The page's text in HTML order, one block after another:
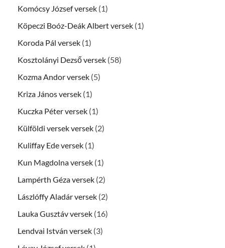
Komócsy József versek (1)
Köpeczi Boóz-Deák Albert versek (1)
Koroda Pál versek (1)
Kosztolányi Dezső versek (58)
Kozma Andor versek (5)
Kriza János versek (1)
Kuczka Péter versek (1)
Külföldi versek versek (2)
Kuliffay Ede versek (1)
Kun Magdolna versek (1)
Lampérth Géza versek (2)
Lászlóffy Aladár versek (2)
Lauka Gusztáv versek (16)
Lendvai István versek (3)